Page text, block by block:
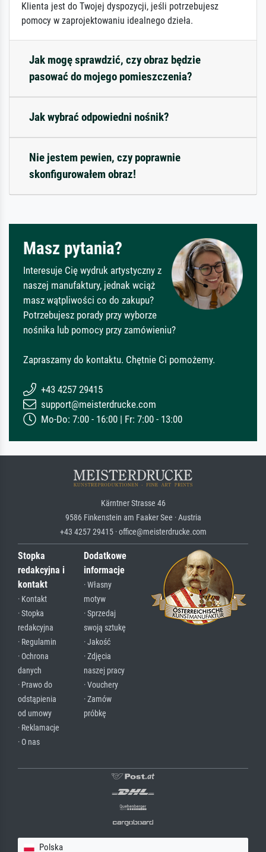
Klienta jest do Twojej dyspozycji, jeśli potrzebujesz
pomocy w zaprojektowaniu idealnego dzieła.
Jak mogę sprawdzić, czy obraz będzie
pasować do mojego pomieszczenia?
Jak wybrać odpowiedni nośnik?
Nie jestem pewien, czy poprawnie
skonfigurowałem obraz!
Masz pytania?
Interesuje Cię wydruk artystyczny z
naszej manufaktury, jednak wciąż
masz wątpliwości co do zakupu?
Potrzebujesz porady przy wyborze
nośnika lub pomocy przy zamówieniu?
Zapraszamy do kontaktu. Chętnie Ci pomożemy.
+43 4257 29415
support@meisterdrucke.com
Mo-Do: 7:00 - 16:00 | Fr: 7:00 - 13:00
Kärntner Strasse 46
9586 Finkenstein am Faaker See · Austria
+43 4257 29415 · office@meisterdrucke.com
Stopka
redakcyjna i
kontakt
· Kontakt
· Stopka
redakcyjna
· Regulamin
· Ochrona
danych
· Prawo do
odstąpienia
od umowy
· Reklamacje
· O nas
Dodatkowe
informacje
· Własny
motyw
· Sprzedaj
swoją sztukę
· Jakość
· Zdjęcia
naszej pracy
· Vouchery
· Zamów
próbkę
Polska